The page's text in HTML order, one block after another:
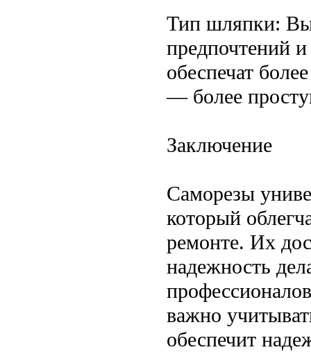
Тип шляпки:
предпочтений
обеспечат
— более
Заключение
Саморезы
который
ремонте. Их
надежность
важно
обеспечит